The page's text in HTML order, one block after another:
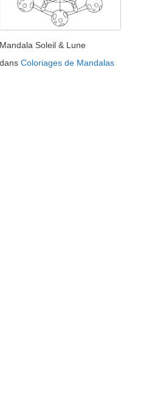
Mandala Soleil & Lune
dansColoriages de Mandalas